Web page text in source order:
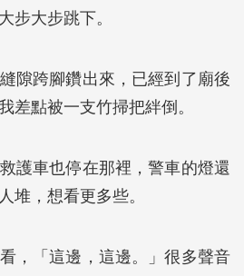
步大步跳下。
隙跨腳鑽出來，已經到了廟後
差點被一支竹掃把絆倒。
護車也停在那裡，警車的燈還
堆，想看更多些。
，「這邊，這邊。」很多聲音